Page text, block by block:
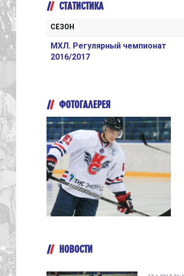
СТАТИСТИКА
СЕЗОН
МХЛ. Регулярный чемпионат
2016/2017
ФОТОГАЛЕРЕЯ
НОВОСТИ